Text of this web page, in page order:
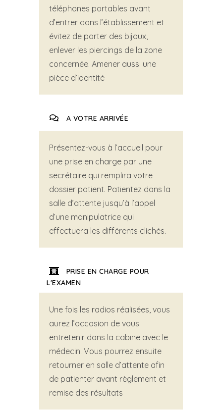
téléphones portables avant
d’entrer dans l’établissement et
évitez de porter des bijoux,
enlever les piercings de la zone
concernée. Amener aussi une
pièce d’identité
A VOTRE ARRIVÉE
Présentez-vous à l’accueil pour
une prise en charge par une
secrétaire qui remplira votre
dossier patient. Patientez dans la
salle d’attente jusqu’à l’appel
d’une manipulatrice qui
effectuera les différents clichés.
PRISE EN CHARGE POUR
L'EXAMEN
Une fois les radios réalisées, vous
aurez l’occasion de vous
entretenir dans la cabine avec le
médecin. Vous pourrez ensuite
retourner en salle d’attente afin
de patienter avant règlement et
remise des résultats